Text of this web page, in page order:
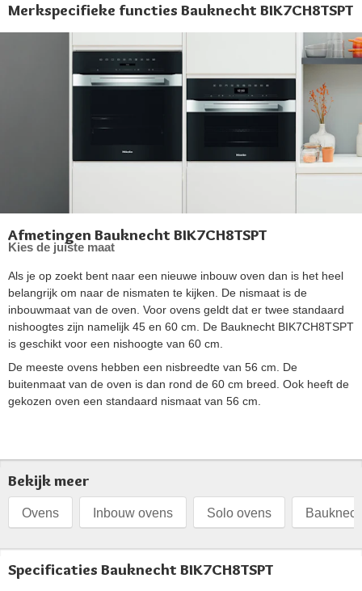
Merkspecifieke functies Bauknecht BIK7CH8TSPT
Afmetingen Bauknecht BIK7CH8TSPT
Kies de juiste maat
Als je op zoekt bent naar een nieuwe inbouw oven dan is het heel
belangrijk om naar de nismaten te kijken. De nismaat is de
inbouwmaat van de oven. Voor ovens geldt dat er twee standaard
nishoogtes zijn namelijk 45 en 60 cm. De Bauknecht BIK7CH8TSPT
is geschikt voor een nishoogte van 60 cm.
De meeste ovens hebben een nisbreedte van 56 cm. De
buitenmaat van de oven is dan rond de 60 cm breed. Ook heeft de
gekozen oven een standaard nismaat van 56 cm.
Bekijk meer
Ovens Inbouw ovens Solo ovens
Specificaties Bauknecht BIK7CH8TSPT